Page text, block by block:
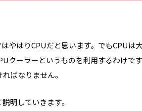
やはりCPUだと思います。でもCPUは
クーラーというものを利用するわけで
ばなりません。
明していきます。